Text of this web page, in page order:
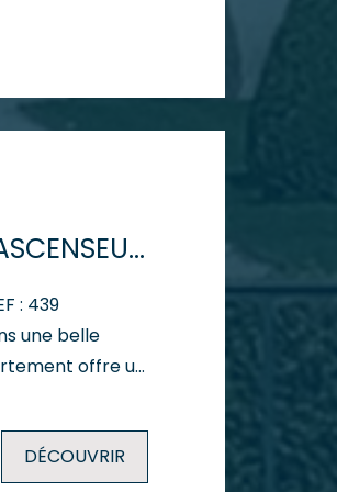
parking
APPARTEMENT T2 AVEC ASCENSEUR ET GARAGE
: 439
une belle
offre un
tranquillité.
il se compose
d'un agréable
DÉCOUVRIR